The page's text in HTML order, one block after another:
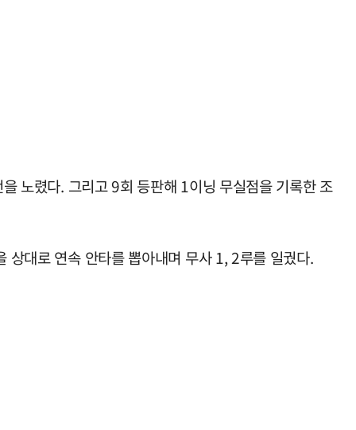
노렸다. 그리고 9회 등판해 1이닝 무실점을 기록한 조
대로 연속 안타를 뽑아내며 무사 1, 2루를 일궜다.